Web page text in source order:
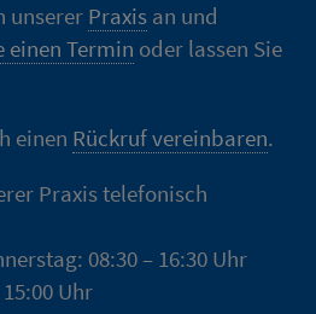
unserer Praxis an und
einen Termin oder lassen Sie
einen Rückruf vereinbaren.
Praxis telefonisch
08:30 – 16:30 Uhr
Uhr